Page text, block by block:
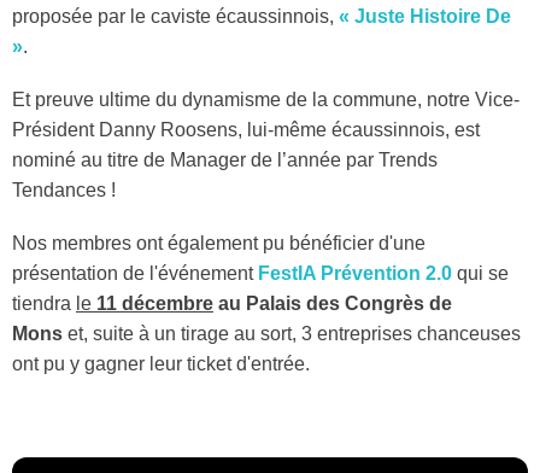
proposée par le caviste écaussinnois, « Juste Histoire De
».
Et preuve ultime du dynamisme de la commune, notre Vice-
Président Danny Roosens, lui-même écaussinnois, est
nominé au titre de Manager de l’année par Trends
Tendances !
Nos membres ont également pu bénéficier d'une
présentation de l'événement FestIA Prévention 2.0 qui se
tiendra le 11 décembre au Palais des Congrès de
Mons et, suite à un tirage au sort, 3 entreprises chanceuses
ont pu y gagner leur ticket d'entrée.